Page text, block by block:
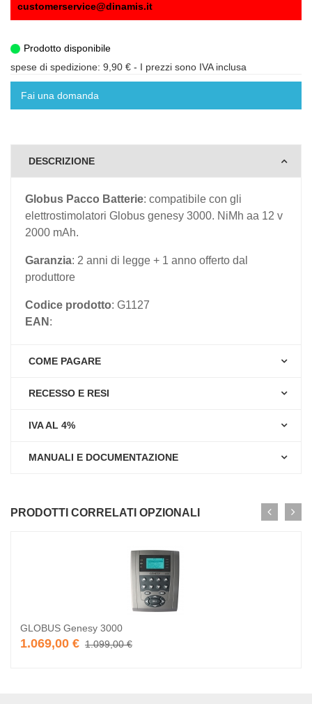
customerservice@dinamis.it
Prodotto disponibile
spese di spedizione: 9,90 € - I prezzi sono IVA inclusa
Fai una domanda
DESCRIZIONE
Globus Pacco Batterie: compatibile con gli
elettrostimolatori Globus genesy 3000. NiMh aa 12 v
2000 mAh.
Garanzia: 2 anni di legge + 1 anno offerto dal
produttore
Codice prodotto: G1127
EAN :
COME PAGARE
RECESSO E RESI
IVA AL 4%
MANUALI E DOCUMENTAZIONE
PRODOTTI CORRELATI OPZIONALI
GLOBUS Genesy 3000
1.069,00 € 1.099,00 €